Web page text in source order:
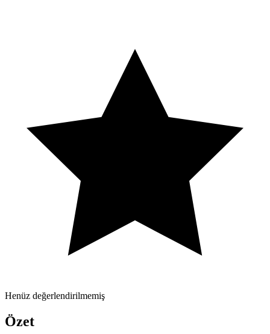
Henüz değerlendirilmemiş
Özet